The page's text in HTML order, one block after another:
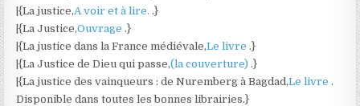
|{La justice,A voir et à lire..}
|{La Justice,Ouvrage.}
|{La justice dans la France médiévale,Le livre.}
|{La Justice de Dieu qui passe,(la couverture).}
|{La justice des vainqueurs : de Nuremberg à Bagdad,Le livre.
Disponible dans toutes les bonnes librairies.}